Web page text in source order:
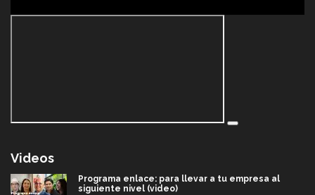
Videos
Programa enlace: para llevar a tu empresa al
siguiente nivel (video)